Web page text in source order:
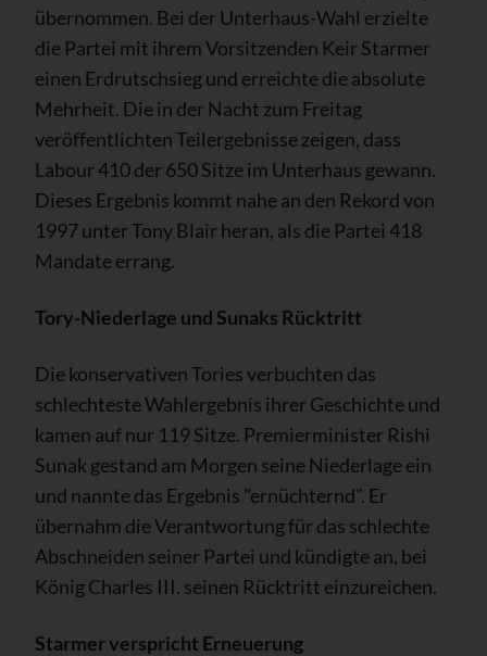
übernommen. Bei der Unterhaus-Wahl erzielte
die Partei mit ihrem Vorsitzenden Keir Starmer
einen Erdrutschsieg und erreichte die absolute
Mehrheit. Die in der Nacht zum Freitag
veröffentlichten Teilergebnisse zeigen, dass
Labour 410 der 650 Sitze im Unterhaus gewann.
Dieses Ergebnis kommt nahe an den Rekord von
1997 unter Tony Blair heran, als die Partei 418
Mandate errang.
Tory-Niederlage und Sunaks Rücktritt
Die konservativen Tories verbuchten das
schlechteste Wahlergebnis ihrer Geschichte und
kamen auf nur 119 Sitze. Premierminister Rishi
Sunak gestand am Morgen seine Niederlage ein
und nannte das Ergebnis "ernüchternd". Er
übernahm die Verantwortung für das schlechte
Abschneiden seiner Partei und kündigte an, bei
König Charles III. seinen Rücktritt einzureichen.
Starmer verspricht Erneuerung